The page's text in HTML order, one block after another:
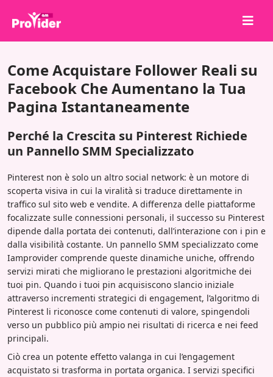
Chi siamo
Accedi
Servizi
Termini
Blog
Come Acquistare Follower Reali su
Facebook Che Aumentano la Tua
Pagina Istantaneamente
Perché la Crescita su Pinterest Richiede
un Pannello SMM Specializzato
Pinterest non è solo un altro social network: è un motore di
scoperta visiva in cui la viralità si traduce direttamente in
traffico sul sito web e vendite. A differenza delle piattaforme
focalizzate sulle connessioni personali, il successo su Pinterest
dipende dalla portata dei contenuti, dall’interazione con i pin e
dalla visibilità costante. Un pannello SMM specializzato come
Iamprovider comprende queste dinamiche uniche, offrendo
servizi mirati che migliorano le prestazioni algoritmiche dei
tuoi pin. Quando i tuoi pin acquisiscono slancio iniziale
attraverso incrementi strategici di engagement, l’algoritmo di
Pinterest li riconosce come contenuti di valore, spingendoli
verso un pubblico più ampio nei risultati di ricerca e nei feed
principali.
Ciò crea un potente effetto valanga in cui l’engagement
acquistato si trasforma in portata organica. I servizi specifici